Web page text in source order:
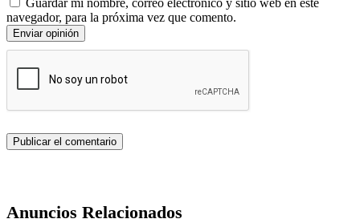
Guardar mi nombre, correo electrónico y sitio web en este
navegador, para la próxima vez que comento.
Enviar opinión
Anuncios Relacionados